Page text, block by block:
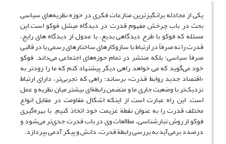
یکی از مجادله برانگیزترین منازعات فکری در حوزه نظریه‌های سیاسی
بحث در باب چرخش مفهوم قدرت در دیدگاه میشل فوکو است.این
مسئله که فوکو با طرح دیدگاهی بدیع، با عدول از دیدگاه‌ های رایج،
قدرت را نه صرفاً در ارتباط با سازوکارهای ساختارهای رسمی یا در قالبی
صرفاً سیاسی؛ بلکه منتشر در تمام حوزه‌های اجتماعی می‌داند. فوکو
خود می‌گوید که می خواهد راهی دیگر پیشنهاد کنم که ما را زودتر به
«اقتصاد جدید روابط قدرت» برساند؛ راهی که تجربی‌تر، دارای ارتباط
نزدیک‌تر با وضعیت جاری ما و متضمن رابطةای بیشتر میان نظریه و عمل
است. این راه عبارت است از اینکه اشکال مقاومت در مقابل انواع
مختلف قدرت را به عنوان نقطة عزیمت خود اتخاذ کنیم. با بهره‌گیری
فوکو از روش تبارشناسی، مطالعات وی در باب قدرت جدی‌تر می‌شود و
درصدد برمی‌آید به بررسی رابطة قدرت، دانش و پیکر آدمی بپردازد.